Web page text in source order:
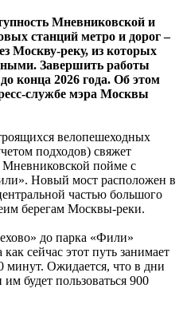
Мневниковской и
станций метро и дорог –
Москву-реку, из которых
Завершить работы
конца 2026 года. Об этом
службе мэра Москвы
велопешеходных
подходов) свяжет
пойме с
Новый мост расположен в
частью большого
берегам Москвы-реки.
до парка «Фили»
сейчас этот путь занимает
минут. Ожидается, что в дни
будет пользоваться 900